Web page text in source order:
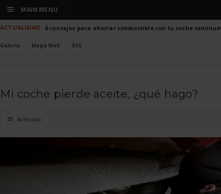
ACTUALIDAD 6 consejos para ahorrar combustible con tu coche
Galería Mapa Web RSS
Mi coche pierde aceite, ¿qué hago?
☰ Artículo
☰ MAIN MENU